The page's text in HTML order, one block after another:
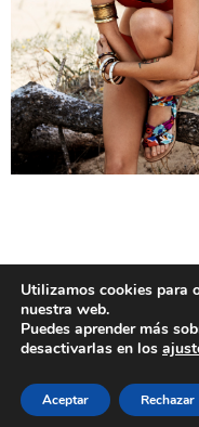
CRISTINA
Utilizamos cookies para
nuestra web.
Puedes aprender más
desactivarlas en los
Aceptar Rechazar